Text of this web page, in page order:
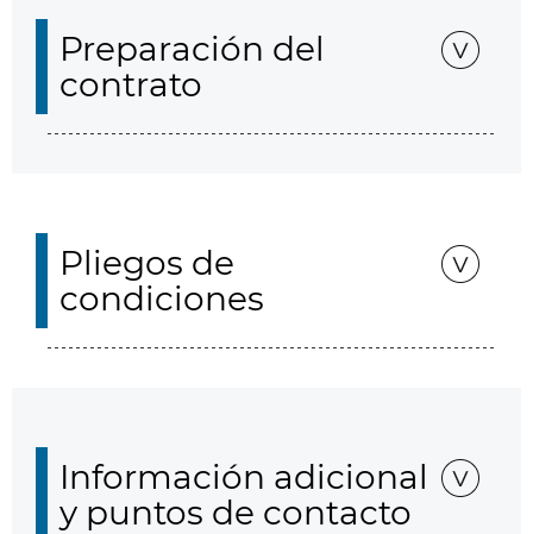
Preparación del
contrato
Pliegos de
condiciones
Información adicional
y puntos de contacto